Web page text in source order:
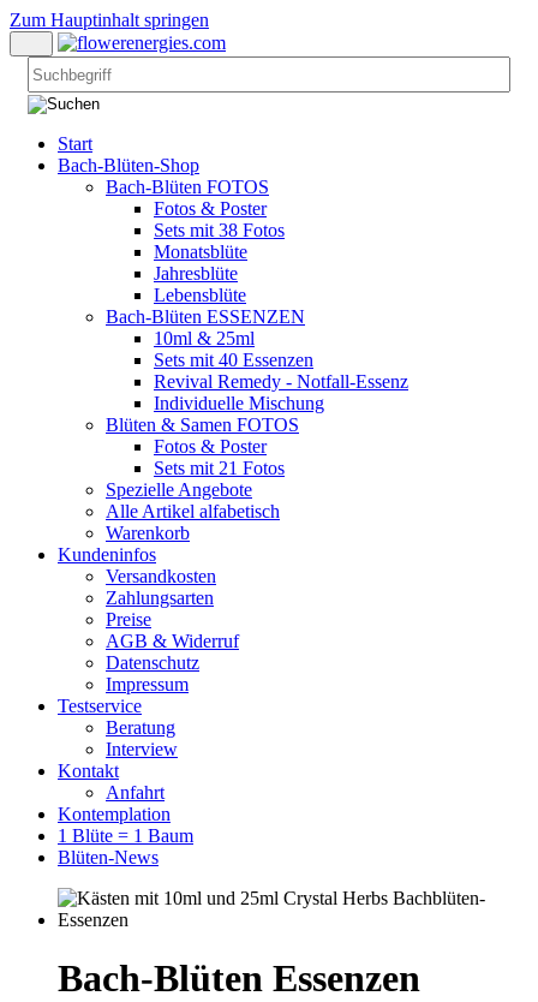
Zum Hauptinhalt springen
Start
Bach-Blüten-Shop
Bach-Blüten FOTOS
Fotos & Poster
Sets mit 38 Fotos
Monatsblüte
Jahresblüte
Lebensblüte
Bach-Blüten ESSENZEN
10ml & 25ml
Sets mit 40 Essenzen
Revival Remedy - Notfall-Essenz
Individuelle Mischung
Blüten & Samen FOTOS
Fotos & Poster
Sets mit 21 Fotos
Spezielle Angebote
Alle Artikel alfabetisch
Warenkorb
Kundeninfos
Versandkosten
Zahlungsarten
Preise
AGB & Widerruf
Datenschutz
Impressum
Testservice
Beratung
Interview
Kontakt
Anfahrt
Kontemplation
1 Blüte = 1 Baum
Blüten-News
Bach-Blüten Essenzen